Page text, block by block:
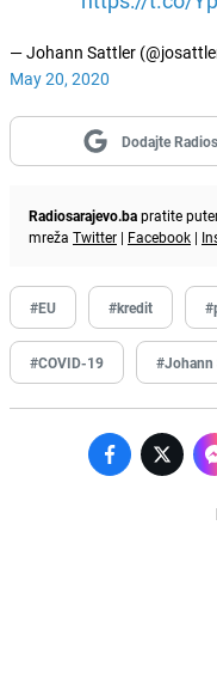
— Johann Sattler
May 20, 2020
Dodajte
Radiosarajevo.bapratite
mreža Twitter | Facebook |
#EU #kredit
#COVID-19 #Johann